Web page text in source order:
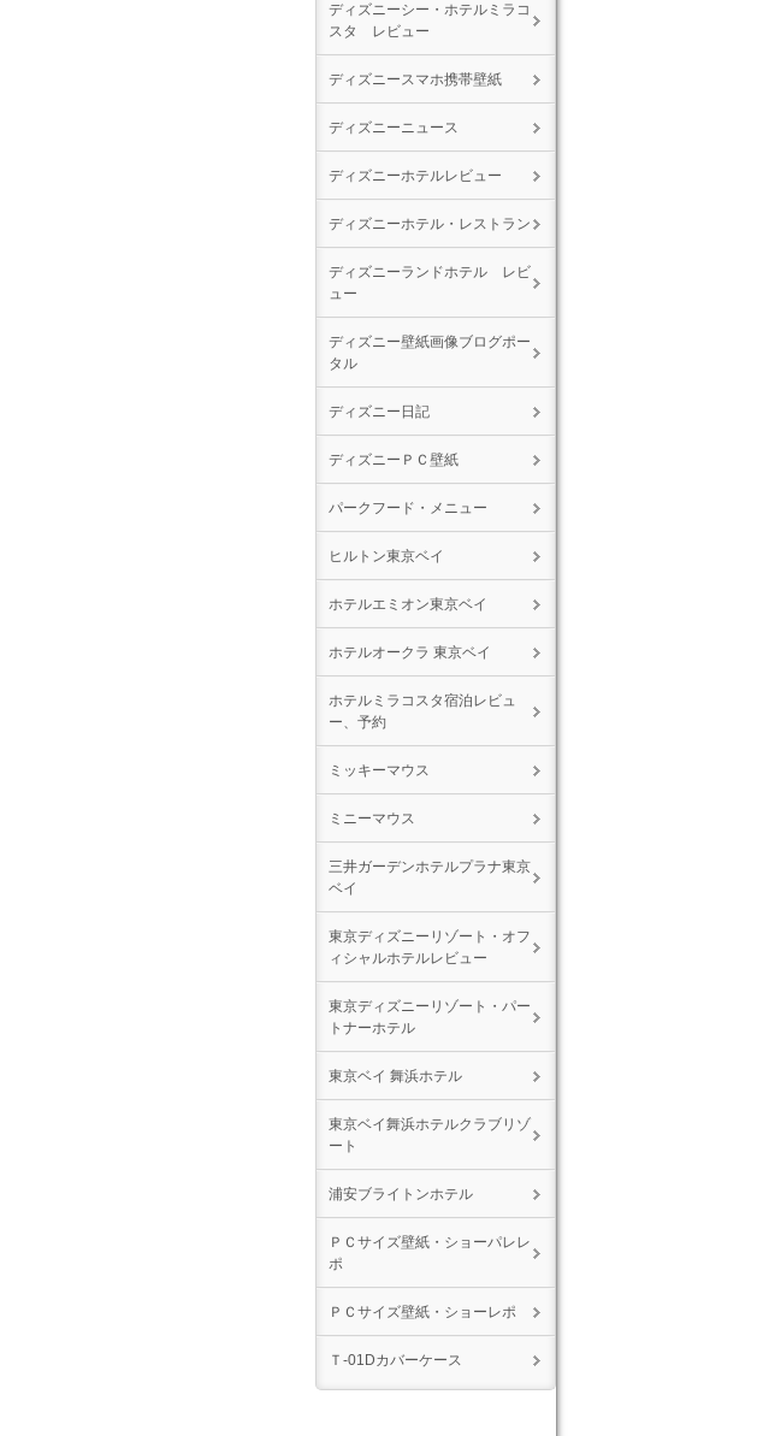
ディズニーシー・ホテルミラコ
スタ レビュー
ディズニースマホ携帯壁紙
ディズニーニュース
ディズニーホテルレビュー
ディズニーホテル・レストラン
ディズニーランドホテル レビ
ュー
ディズニー壁紙画像ブログポー
タル
ディズニー日記
ディズニーＰＣ壁紙
パークフード・メニュー
ヒルトン東京ベイ
ホテルエミオン東京ベイ
ホテルオークラ 東京ベイ
ホテルミラコスタ宿泊レビュ
ー、予約
ミッキーマウス
ミニーマウス
三井ガーデンホテルプラナ東京
ベイ
東京ディズニーリゾート・オフ
ィシャルホテルレビュー
東京ディズニーリゾート・パー
トナーホテル
東京ベイ 舞浜ホテル
東京ベイ舞浜ホテルクラブリゾ
ート
浦安ブライトンホテル
ＰＣサイズ壁紙・ショーパレレ
ポ
ＰＣサイズ壁紙・ショーレポ
Ｔ-01Dカバーケース